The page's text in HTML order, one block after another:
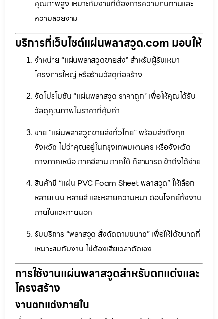
คุณภาพสูง เหมาะกับงานที่ต้องการความทนทานและ
ความสวยงาม
บริการที่เว็บไซต์แผ่นพลาสวูด.com มอบให้
จำหน่าย “แผ่นพลาสวูดขายส่ง” สำหรับผู้รับเหมา
โครงการใหญ่ หรือร้านวัสดุก่อสร้าง
จัดโปรโมชัน “แผ่นพลาสวูด ราคาถูก” เพื่อให้คุณได้รับ
วัสดุคุณภาพในราคาที่คุ้มค่า
ขาย “แผ่นพลาสวูดขายส่งทั่วไทย” พร้อมส่งถึงทุก
จังหวัด ไม่ว่าคุณอยู่ในกรุงเทพมหานคร หรือจังหวัด
ทางภาคเหนือ ภาคอีสาน ภาคใต้ ก็สามารถเข้าถึงได้ง่าย
สินค้ามี “แผ่น PVC Foam Sheet พลาสวูด” ให้เลือก
หลายแบบ หลายสี และหลายความหนา ตอบโจทย์ทั้งงาน
ภายในและภายนอก
รับบริการ “พลาสวูด สั่งตัดตามขนาด” เพื่อให้ได้ขนาดที่
เหมาะสมกับงาน ไม่ต้องเสียเวลาตัดเอง
การใช้งานแผ่นพลาสวูดสำหรับตกแต่งและ
โครงสร้าง
งานตกแต่งภายใน